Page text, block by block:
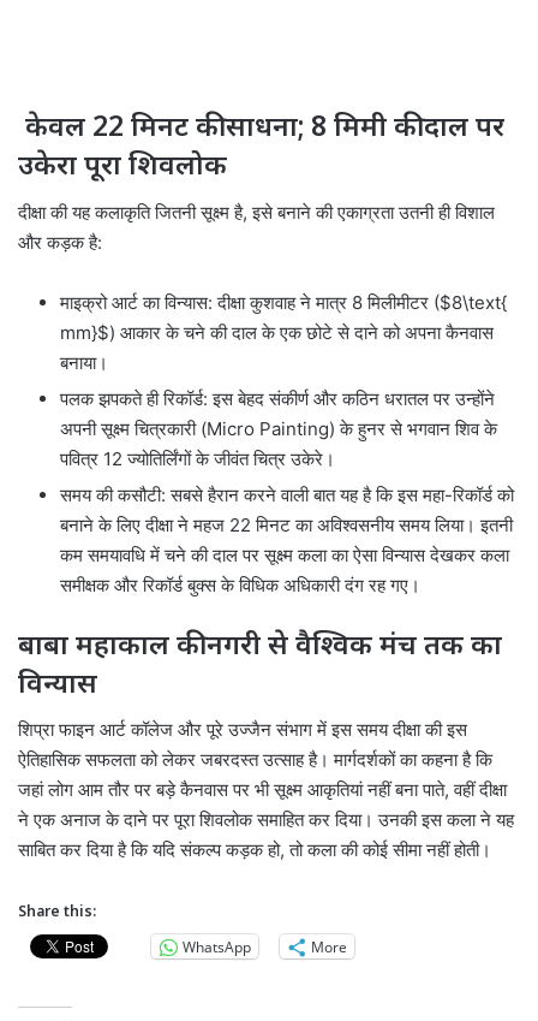
केवल 22 मिनट की साधना; 8 मिमी की दाल पर
उकेरा पूरा शिवलोक
दीक्षा की यह कलाकृति जितनी सूक्ष्म है, इसे बनाने की एकाग्रता उतनी ही विशाल
और कड़क है:
माइक्रो आर्ट का विन्यास: दीक्षा कुशवाह ने मात्र 8 मिलीमीटर ($8\text{
mm}$) आकार के चने की दाल के एक छोटे से दाने को अपना कैनवास
बनाया।
पलक झपकते ही रिकॉर्ड: इस बेहद संकीर्ण और कठिन धरातल पर उन्होंने
अपनी सूक्ष्म चित्रकारी (Micro Painting) के हुनर से भगवान शिव के
पवित्र 12 ज्योतिर्लिंगों के जीवंत चित्र उकेरे।
समय की कसौटी: सबसे हैरान करने वाली बात यह है कि इस महा-रिकॉर्ड को
बनाने के लिए दीक्षा ने महज 22 मिनट का अविश्वसनीय समय लिया। इतनी
कम समयावधि में चने की दाल पर सूक्ष्म कला का ऐसा विन्यास देखकर कला
समीक्षक और रिकॉर्ड बुक्स के विधिक अधिकारी दंग रह गए।
बाबा महाकाल की नगरी से वैश्विक मंच तक का
विन्यास
शिप्रा फाइन आर्ट कॉलेज और पूरे उज्जैन संभाग में इस समय दीक्षा की इस
ऐतिहासिक सफलता को लेकर जबरदस्त उत्साह है। मार्गदर्शकों का कहना है कि
जहां लोग आम तौर पर बड़े कैनवास पर भी सूक्ष्म आकृतियां नहीं बना पाते, वहीं दीक्षा
ने एक अनाज के दाने पर पूरा शिवलोक समाहित कर दिया। उनकी इस कला ने यह
साबित कर दिया है कि यदि संकल्प कड़क हो, तो कला की कोई सीमा नहीं होती।
Share this:
WhatsApp
More